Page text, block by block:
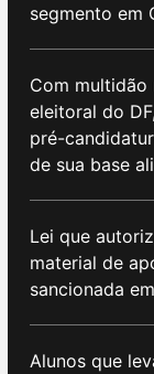
segmento em
Com
eleitoral do
pré-
de sua base
Lei que
material de
sancionada
Alunos que